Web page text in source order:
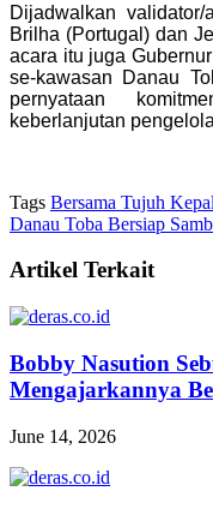
Dijadwalkan
Brilha (Portugal) dan
acara itu juga
se-kawasan Danau
pernyataan
keberlanjutan
Tags Bersama Tujuh
Danau Toba Bersiap
Artikel Terkait
Bobby Nasution
Mengajarkannya
June 14, 2026